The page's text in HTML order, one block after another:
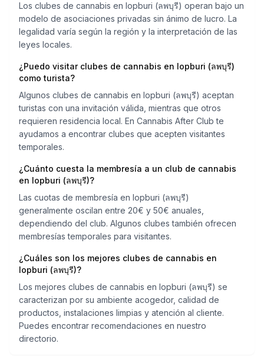
Los clubes de cannabis en lopburi (ลพบุรี) operan bajo un
modelo de asociaciones privadas sin ánimo de lucro. La
legalidad varía según la región y la interpretación de las
leyes locales.
¿Puedo visitar clubes de cannabis en lopburi (ลพบุรี)
como turista?
Algunos clubes de cannabis en lopburi (ลพบุรี) aceptan
turistas con una invitación válida, mientras que otros
requieren residencia local. En Cannabis After Club te
ayudamos a encontrar clubes que acepten visitantes
temporales.
¿Cuánto cuesta la membresía a un club de cannabis
en lopburi (ลพบุรี)?
Las cuotas de membresía en lopburi (ลพบุรี)
generalmente oscilan entre 20€ y 50€ anuales,
dependiendo del club. Algunos clubes también ofrecen
membresías temporales para visitantes.
¿Cuáles son los mejores clubes de cannabis en
lopburi (ลพบุรี)?
Los mejores clubes de cannabis en lopburi (ลพบุรี) se
caracterizan por su ambiente acogedor, calidad de
productos, instalaciones limpias y atención al cliente.
Puedes encontrar recomendaciones en nuestro
directorio.